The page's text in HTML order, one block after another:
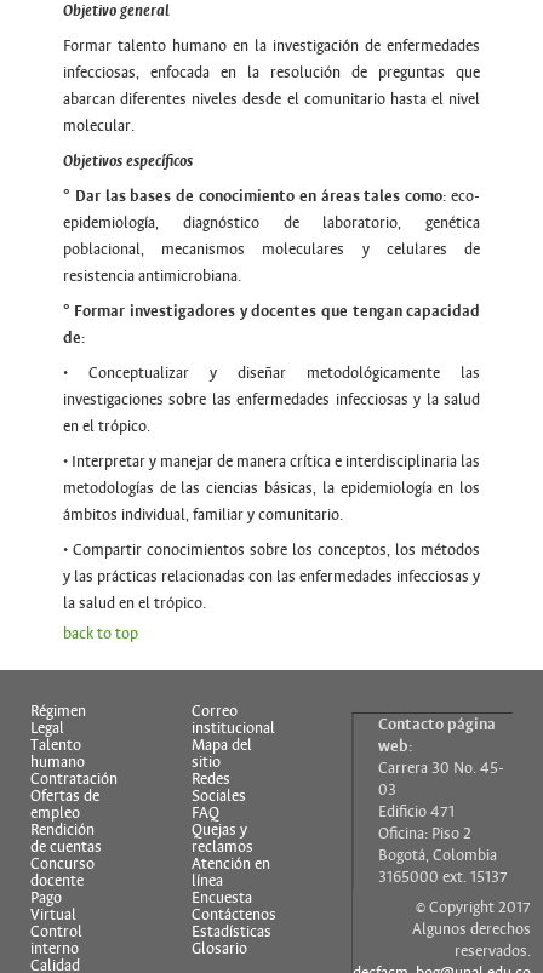
Objetivo general
Formar talento humano en la investigación de enfermedades
infecciosas, enfocada en la resolución de preguntas que
abarcan diferentes niveles desde el comunitario hasta el nivel
molecular.
Objetivos específicos
° Dar las bases de conocimiento en áreas tales como: eco-
epidemiología, diagnóstico de laboratorio, genética
poblacional, mecanismos moleculares y celulares de
resistencia antimicrobiana.
° Formar investigadores y docentes que tengan capacidad
de:
• Conceptualizar y diseñar metodológicamente las
investigaciones sobre las enfermedades infecciosas y la salud
en el trópico.
• Interpretar y manejar de manera crítica e interdisciplinaria las
metodologías de las ciencias básicas, la epidemiología en los
ámbitos individual, familiar y comunitario.
• Compartir conocimientos sobre los conceptos, los métodos
y las prácticas relacionadas con las enfermedades infecciosas y
la salud en el trópico.
back to top
Régimen
Legal
Talento
humano
Contratación
Ofertas de
empleo
Rendición
de cuentas
Concurso
docente
Pago
Virtual
Control
interno
Calidad
Correo
institucional
Mapa del
sitio
Redes
Sociales
FAQ
Quejas y
reclamos
Atención en
línea
Encuesta
Contáctenos
Estadísticas
Glosario
Contacto página
web:
Carrera 30 No. 45-
03
Edificio 471
Oficina: Piso 2
Bogotá, Colombia
3165000 ext. 15137
© Copyright 2017
Algunos derechos
reservados.